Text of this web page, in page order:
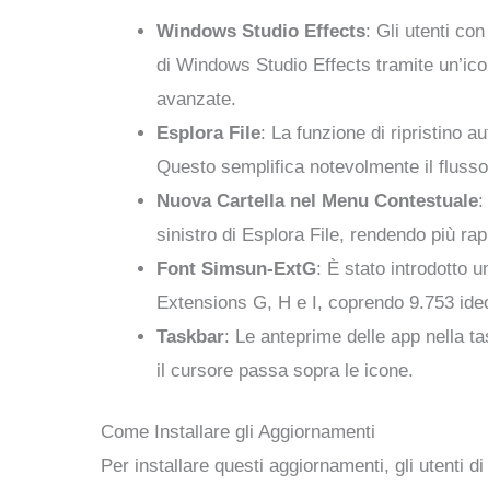
Windows Studio Effects: Gli utenti
di Windows Studio Effects tramite
avanzate.
Esplora File: La funzione di ripristino
Questo semplifica notevolmente il
Nuova Cartella nel Menu Contestuale:
sinistro di Esplora File, rendendo più
Font Simsun-ExtG: È stato introdotto
Extensions G, H e I, coprendo 9.753
Taskbar: Le anteprime delle app nella
il cursore passa sopra le icone.
Come Installare gli Aggiornamenti
Per installare questi aggiornamenti, gli utenti